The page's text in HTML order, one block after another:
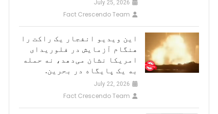
July 25, 2026
Fact Crescendo Team
این ویدیو انفجار یک راکت را
هنگام آزمایش در فلوریدای
امریکا نشان می‌دهد، نه حمله
به یک پایگاه در بحرین.
July 22, 2026
Fact Crescendo Team